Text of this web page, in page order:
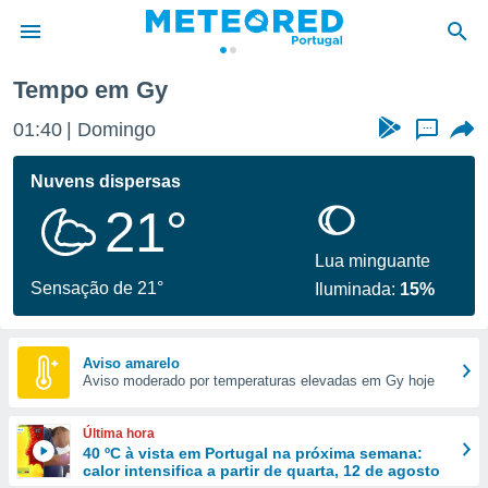
da
foi
fornecidas
a este
das
e
forma
digital
Tempo em Gy
01:40 Domingo ...
Nuvens dispersas
21°
Sensação de 21°
Lua minguante
Iluminada: 15%
Aviso amarelo
Aviso moderado por temperaturas elevadas em Gy hoje
Última hora
40 ºC à vista em Portugal na próxima semana:
calor intensifica a partir de quarta, 12 de agosto